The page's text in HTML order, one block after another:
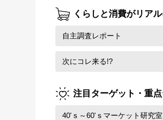
くらしと消費がリア
自主調査レポート
次にコレ来る!?
注目ターゲット・重
40'ｓ～60'ｓマーケット研究室